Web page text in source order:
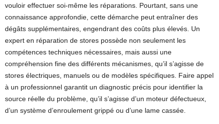
vouloir effectuer soi-même les réparations. Pourtant, sans une
connaissance approfondie, cette démarche peut entraîner des
dégâts supplémentaires, engendrant des coûts plus élevés. Un
expert en réparation de stores possède non seulement les
compétences techniques nécessaires, mais aussi une
compréhension fine des différents mécanismes, qu’il s’agisse de
stores électriques, manuels ou de modèles spécifiques. Faire appel
à un professionnel garantit un diagnostic précis pour identifier la
source réelle du problème, qu’il s’agisse d’un moteur défectueux,
d’un système d’enroulement grippé ou d’une lame cassée.